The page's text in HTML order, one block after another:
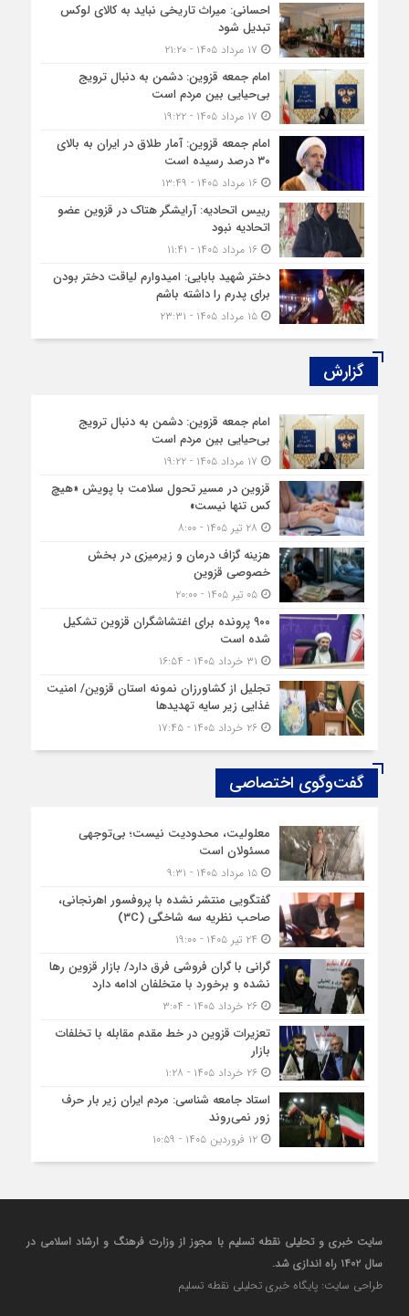
احسانی: میراث تاریخی نباید به کالای لوکس
تبدیل شود
امام جمعه قزوین: دشمن به دنبال ترویج
بی‌حیایی بین مردم است
امام جمعه قزوین: آمار طلاق در ایران به بالای
۳۰ درصد رسیده است
۱۶ مرداد ۱۴۰۵ - ۱۳:۴۹
رییس اتحادیه: آرایشگر هتاک در قزوین عضو
اتحادیه نبود
۱۶ مرداد ۱۴۰۵ - ۱۱:۴۱
دختر شهید بابایی: امیدوارم لیاقت دختر بودن
برای پدرم را داشته باشم
۱۵ مرداد ۱۴۰۵ - ۲۳:۳۱
گزارش‌
امام جمعه قزوین: دشمن به دنبال ترویج
بی‌حیایی بین مردم است
قزوین در مسیر تحول سلامت با پویش «هیچ‌
کس تنها نیست»
هزینه‌ گزاف درمان و زیرمیزی در بخش
خصوصی قزوین
۰۵ تیر ۱۴۰۵ - ۲۰:۰۰
۹۰۰ پرونده برای اغتشاشگران قزوین تشکیل
شده است
تجلیل از کشاورزان نمونه استان قزوین/ امنیت
غذایی زیر سایه تهدیدها
۲۶ خرداد ۱۴۰۵ - ۱۷:۴۵
گفت‌وگوی اختصاصی
معلولیت، محدودیت نیست؛ بی‌توجهی
مسئولان است
۱۵ مرداد ۱۴۰۵ - ۹:۳۱
گفتگویی منتشر نشده با پروفسور اهرنجانی،
صاحب نظریه سه‌ شاخگی (۳C)
گرانی با گران‌ فروشی فرق دارد/ بازار قزوین رها
نشده و برخورد با متخلفان ادامه دارد
۲۶ خرداد ۱۴۰۵ - ۳:۰۴
تعزیرات قزوین در خط مقدم مقابله با تخلفات
بازار
۲۶ خرداد ۱۴۰۵ - ۱:۲۸
استاد جامعه شناسی: مردم ایران زیر بار حرف
زور نمی‌روند
۱۲ فروردین ۱۴۰۵ - ۱۰:۵۹
سایت خبری و تحلیلی نقطه تسلیم با مجوز از وزارت فرهنگ و ارشاد اسلامی در
سال ۱۴۰۲ راه اندازی شد.
طراحی سایت: پایگاه خبری تحلیلی نقطه تسلیم